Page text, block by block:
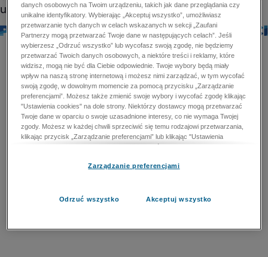
danych osobowych na Twoim urządzeniu, takich jak dane przeglądania czy
unikalne identyfikatory. Wybierając „Akceptuj wszystko”, umożliwiasz
przetwarzanie tych danych w celach wskazanych w sekcji „Zaufani
Partnerzy mogą przetwarzać Twoje dane w następujących celach”. Jeśli
wybierzesz „Odrzuć wszystko” lub wycofasz swoją zgodę, nie będziemy
przetwarzać Twoich danych osobowych, a niektóre treści i reklamy, które
widzisz, mogą nie być dla Ciebie odpowiednie. Twoje wybory będą miały
wpływ na naszą stronę internetową i możesz nimi zarządzać, w tym wycofać
swoją zgodę, w dowolnym momencie za pomocą przycisku „Zarządzanie
preferencjami”. Możesz także zmienić swoje wybory i wycofać zgodę klikając
"Ustawienia cookies" na dole strony. Niektórzy dostawcy mogą przetwarzać
Twoje dane w oparciu o swoje uzasadnione interesy, co nie wymaga Twojej
zgody. Możesz w każdej chwili sprzeciwić się temu rodzajowi przetwarzania,
klikając przycisk „Zarządzanie preferencjami” lub klikając "Ustawienia
cookies" na dole strony. Nie możesz sprzeciwić się przetwarzaniu przez
zapobiegania oszustwom i naprawiania błędów, a w tym celu mogą zostać
przetwarzaniu danych osobowych w celu dostarczania i prezentacji reklam i
Zarządzanie preferencjami
Odrzuć wszystko Akceptuj wszystko